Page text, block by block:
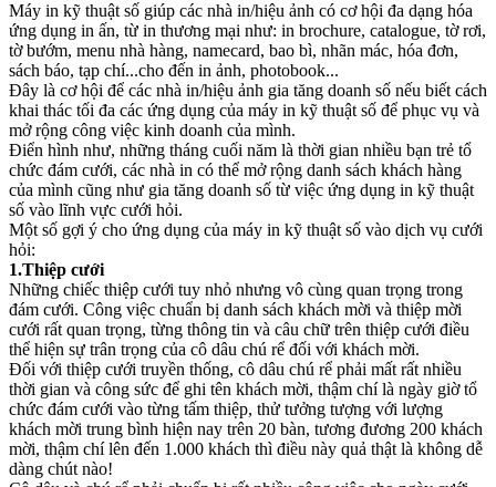
Máy in kỹ thuật số giúp các nhà in/hiệu ảnh có cơ hội đa dạng hóa
ứng dụng in ấn, từ in thương mại như: in brochure, catalogue, tờ rơi,
tờ bướm, menu nhà hàng, namecard, bao bì, nhãn mác, hóa đơn,
sách báo, tạp chí...cho đến in ảnh, photobook...
Đây là cơ hội để các nhà in/hiệu ảnh gia tăng doanh số nếu biết cách
khai thác tối đa các ứng dụng của máy in kỹ thuật số để phục vụ và
mở rộng công việc kinh doanh của mình.
Điển hình như, những tháng cuối năm là thời gian nhiều bạn trẻ tổ
chức đám cưới, các nhà in có thể mở rộng danh sách khách hàng
của mình cũng như gia tăng doanh số từ việc ứng dụng in kỹ thuật
số vào lĩnh vực cưới hỏi.
Một số gợi ý cho ứng dụng của máy in kỹ thuật số vào dịch vụ cưới
hỏi:
1.Thiệp cưới
Những chiếc thiệp cưới tuy nhỏ nhưng vô cùng quan trọng trong
đám cưới. Công việc chuẩn bị danh sách khách mời và thiệp mời
cưới rất quan trọng, từng thông tin và câu chữ trên thiệp cưới điều
thể hiện sự trân trọng của cô dâu chú rể đối với khách mời.
Đối với thiệp cưới truyền thống, cô dâu chú rể phải mất rất nhiều
thời gian và công sức để ghi tên khách mời, thậm chí là ngày giờ tổ
chức đám cưới vào từng tấm thiệp, thử tưởng tượng với lượng
khách mời trung bình hiện nay trên 20 bàn, tương đương 200 khách
mời, thậm chí lên đến 1.000 khách thì điều này quả thật là không dễ
dàng chút nào!